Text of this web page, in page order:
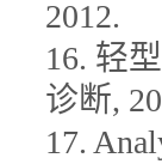
2012.
16. 轻
诊断,
17.